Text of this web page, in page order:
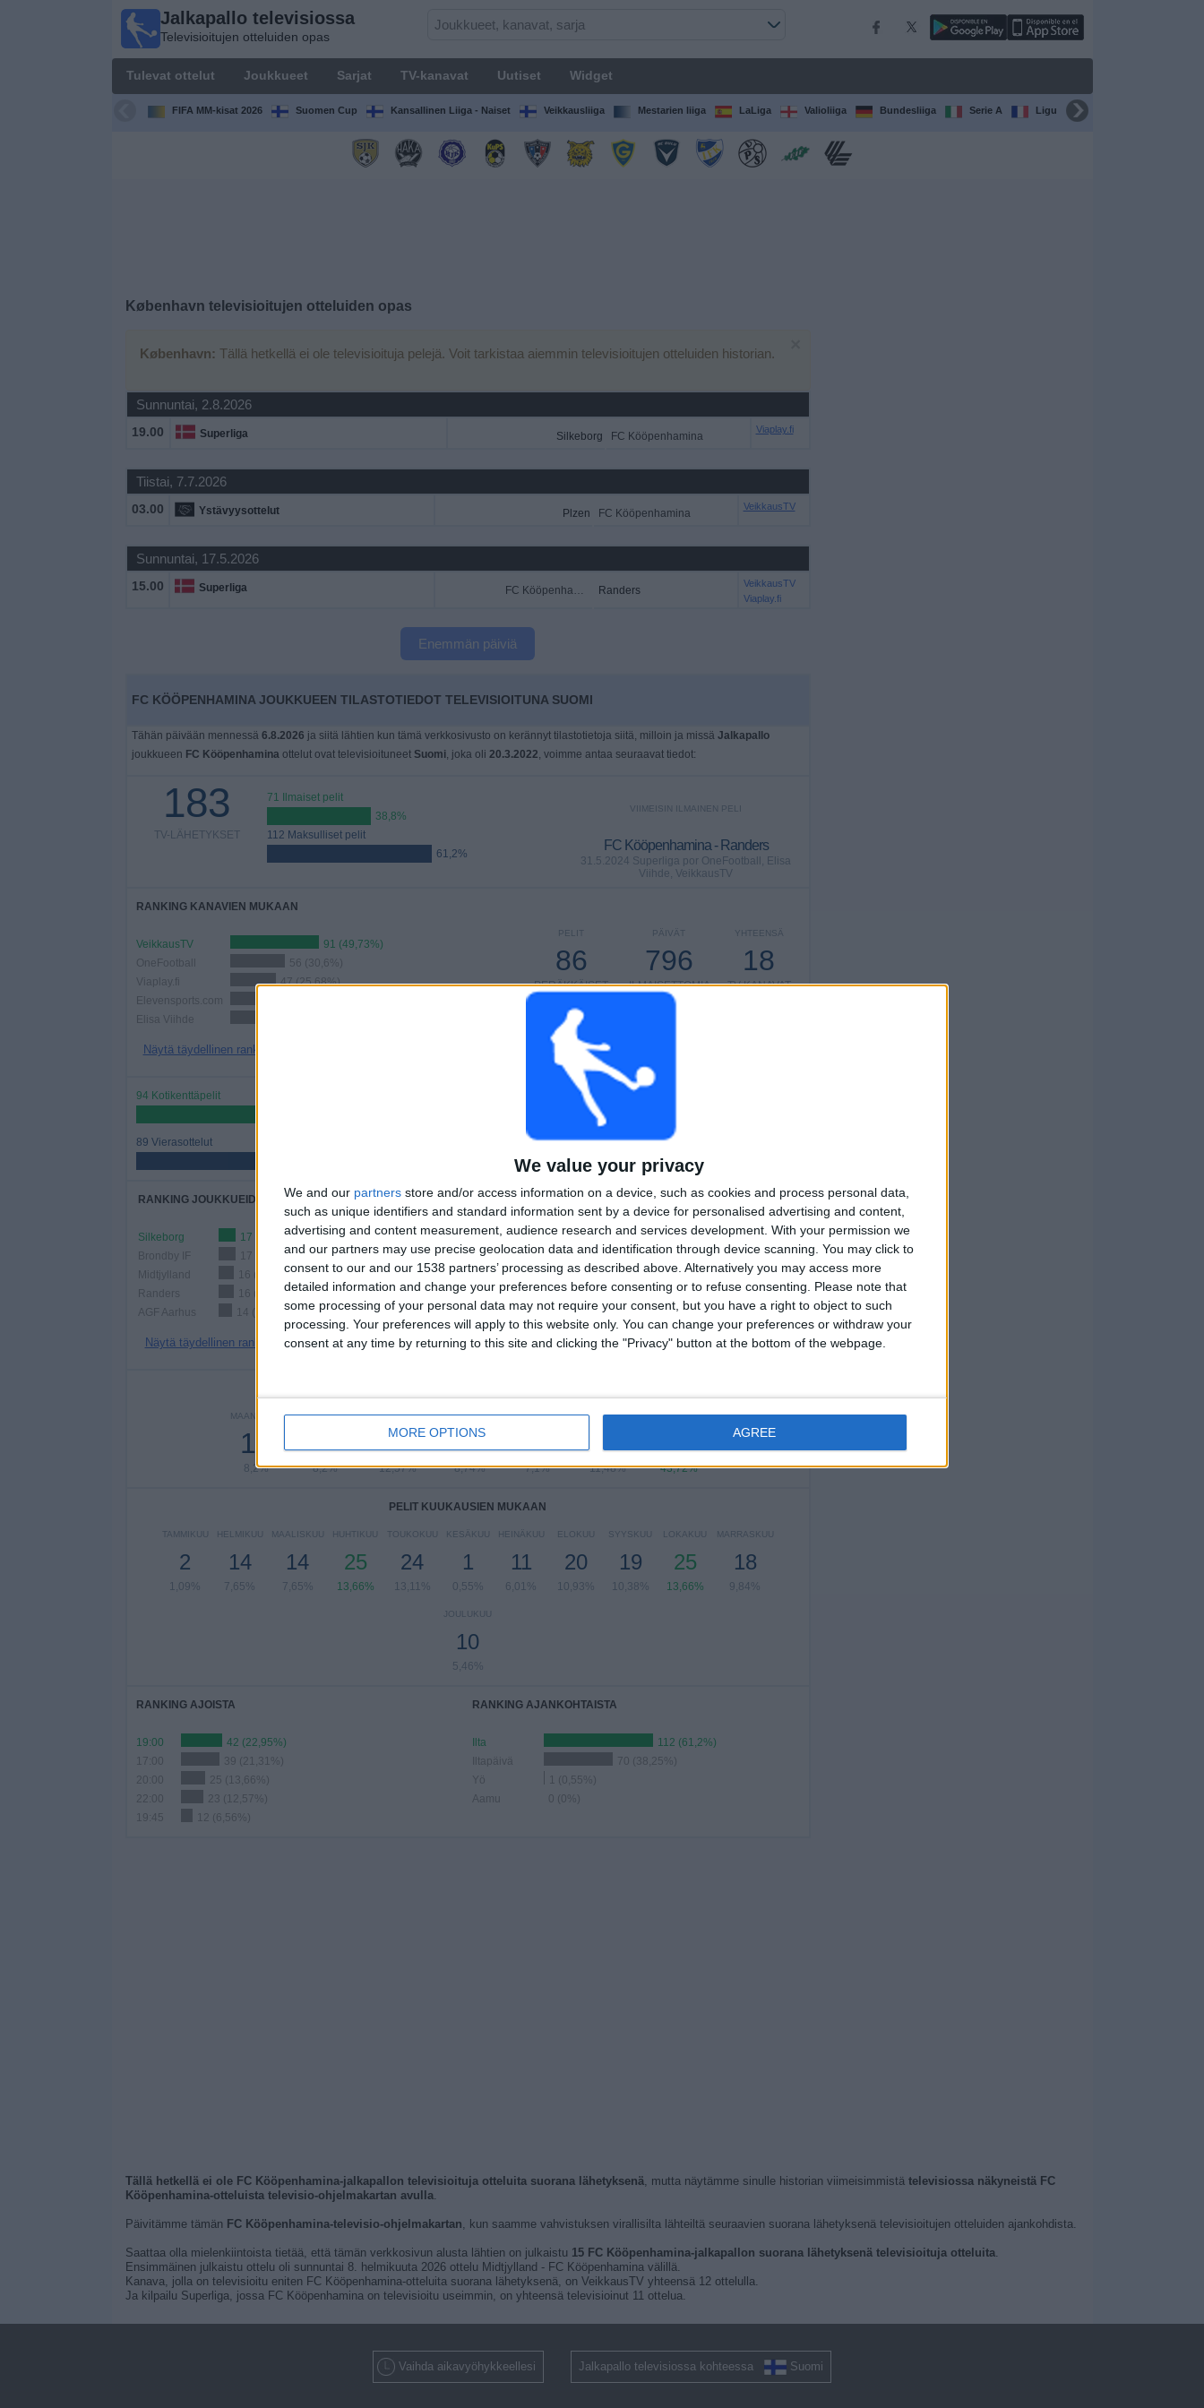
We value your privacy
We and our partners store and/or access information on a device, such as cookies and process personal data,
such as unique identifiers and standard information sent by a device for personalised advertising and content,
advertising and content measurement, audience research and services development. With your permission we
and our partners may use precise geolocation data and identification through device scanning. You may click to
consent to our and our 1538 partners’ processing as described above. Alternatively you may access more
detailed information and change your preferences before consenting or to refuse consenting.
Please note that
some processing of your personal data may not require your consent, but you have a right to object to such
processing. Your preferences will apply to this website only. You can change your preferences or withdraw your
consent at any time by returning to this site and clicking the "Privacy" button at the bottom of the webpage.
MORE OPTIONS AGREE
Jalkapallo televisiossa
Televisioitujen otteluiden opas
Tulevat ottelut Joukkueet Sarjat TV-kanavat Uutiset Widget
FIFA MM-kisat 2026 Suomen Cup Kansallinen Liiga - Naiset Veikkausliiga Mestarien liiga LaLiga Valioliiga Bundesliiga Serie A Ligue 1
København televisioitujen otteluiden opas
København: Tällä hetkellä ei ole televisioituja pelejä. Voit tarkistaa aiemmin televisioitujen otteluiden historian.
Sunnuntai, 2.8.2026
19.00 Superliga Silkeborg FC Kööpenhamina
Viaplay.fi
Tiistai, 7.7.2026
03.00 Ystävyysottelut Plzen FC Kööpenhamina
VeikkausTV
Sunnuntai, 17.5.2026
15.00 Superliga FC Kööpenhamina Randers
VeikkausTV
Viaplay.fi
Enemmän päiviä
FC KÖÖPENHAMINA JOUKKUEEN TILASTOTIEDOT TELEVISIOITUNA SUOMI
Tähän päivään mennessä 6.8.2026 ja siitä lähtien kun tämä verkkosivusto on kerännyt tilastotietoja siitä, milloin ja missä Jalkapallo
joukkueen FC Kööpenhaminaottelut ovat televisioituneet Suomi, joka oli 20.3.2022, voimme antaa seuraavat tiedot:
183
TV-LÄHETYKSET
71 Ilmaiset pelit
38,8%
112 Maksulliset pelit
61,2%
VIIMEISIN ILMAINEN PELI
FC Kööpenhamina - Randers
31.5.2024 Superliga por OneFootball, Elisa
Viihde, VeikkausTV
RANKING KANAVIEN MUKAAN
VeikkausTV
91 (49,73%)
OneFootball
56 (30,6%)
Viaplay.fi
47 (25,68%)
Elevensports.com
Elisa Viihde
Näytä täydellinen ranking
YHTEENSÄ
18
TV-KANAVAT
PÄIVÄT
796
ILMAISETTOMIA
PELIÄ
PELIT
86
PERÄKKÄISET
94 Kotikenttäpelit
89 Vierasottelut
17
VS Silkeborg
YHTEENSÄ
6
KILPAILUT
RANKING JOUKKUEIDEN MUKAAN
Silkeborg
17 (9,29%)
Brondby IF
17 (9,29%)
Midtjylland
16 (8,74%)
Randers
16 (8,74%)
AGF Aarhus
14 (7,65%)
Näytä täydellinen ranking
RANKING KILPAILUJEN MUKAAN
Superliga
131 (71,58%)
Mestarien liiga
27 (14,75%)
Danish Cup
15 (8,2%)
Konferenssiliiga
8 (4,37%)
The Atlantic Cup
1 (0,55%)
Näytä täydellinen ranking
MAANANTAI
15
8,2%
TIISTAI
15
8,2%
KESKIVIIKKO
23
12,57%
TORSTAI
16
8,74%
PERJANTAI
13
7,1%
LAUANTAI
21
11,48%
SUKUPUOLI
80
43,72%
PELIT KUUKAUSIEN MUKAAN
TAMMIKUU
2
1,09%
HELMIKUU
14
7,65%
MAALISKUU
14
7,65%
HUHTIKUU
25
13,66%
TOUKOKUU
24
13,11%
KESÄKUU
1
0,55%
HEINÄKUU
11
6,01%
ELOKUU
20
10,93%
SYYSKUU
19
10,38%
LOKAKUU
25
13,66%
MARRASKUU
18
9,84%
JOULUKUU
10
5,46%
RANKING AJOISTA
19:00
42 (22,95%)
17:00
39 (21,31%)
20:00
25 (13,66%)
22:00
23 (12,57%)
19:45
12 (6,56%)
RANKING AJANKOHTAISTA
Ilta
112 (61,2%)
Iltapäivä
70 (38,25%)
Yö
1 (0,55%)
Aamu
0 (0%)
Tällä hetkellä ei ole FC Kööpenhamina-jalkapallon televisioituja otteluita suorana lähetyksenä, mutta näytämme sinulle historian viimeisimmistä televisiossa näkyneistä FC
Kööpenhamina-otteluista televisio-ohjelmakartan avulla.
Päivitämme tämän FC Kööpenhamina-televisio-ohjelmakartan, kun saamme vahvistuksen virallisilta lähteiltä seuraavien suorana lähetyksenä televisioitujen otteluiden ajankohdista.
Saattaa olla mielenkiintoista tietää, että tämän verkkosivun alusta lähtien on julkaistu 15 FC Kööpenhamina-jalkapallon suorana lähetyksenä televisioituja otteluita.
Ensimmäinen julkaistu ottelu oli sunnuntai 8. helmikuuta 2026 ottelu Midtjylland - FC Kööpenhamina välillä.
Kanava, jolla on televisioitu eniten FC Kööpenhamina-otteluita suorana lähetyksenä, on VeikkausTV yhteensä 12 ottelulla.
Ja kilpailu Superliga, jossa FC Kööpenhamina on televisioitu useimmin, on yhteensä televisioinut 11 ottelua.
Vaihda aikavyöhykkeellesi Jalkapallo televisiossa kohteessa Suomi
Jalkapallo
televisiossa
Televisioitujen
otteluiden opas